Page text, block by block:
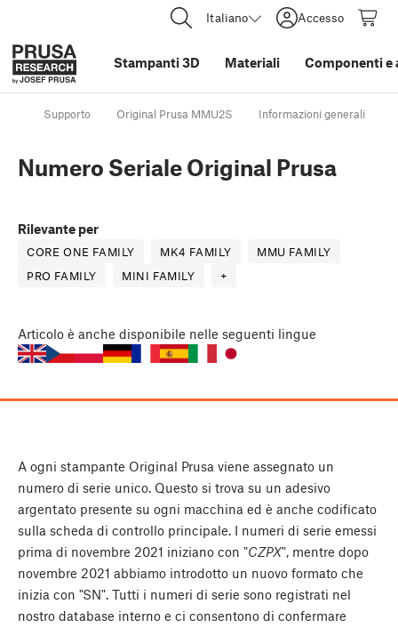
Italiano Accesso
Stampanti 3D Materiali Componenti e
Supporto Original Prusa MMU2S Informazioni generali
Numero Seriale Original Prusa
Rilevante per
CORE ONE FAMILY MK4 FAMILY
MMU FAMILY
PRO FAMILY
MINI FAMILY +
Articolo è anche disponibile nelle seguenti lingue
A ogni stampante Original Prusa viene assegnato un
numero di serie unico. Questo si trova su un adesivo
argentato presente su ogni macchina ed è anche codificato
sulla scheda di controllo principale. I numeri di serie emessi
prima di novembre 2021 iniziano con "CZPX", mentre dopo
novembre 2021 abbiamo introdotto un nuovo formato che
inizia con "SN". Tutti i numeri di serie sono registrati nel
nostro database interno e ci consentono di confermare